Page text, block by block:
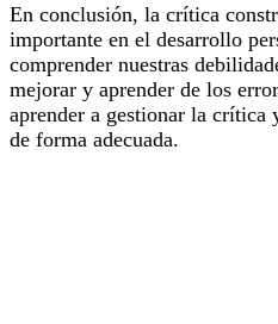
En conclusión, la crítica
importante en el desarrollo
comprender nuestras
mejorar y aprender de los
aprender a gestionar la crítica
de forma adecuada.